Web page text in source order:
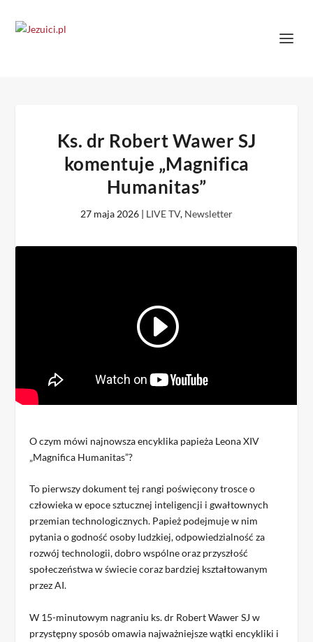
Ks. dr Robert Wawer SJ
komentuje „Magnifica
Humanitas”
27 maja 2026 | LIVE TV, Newsletter
O czym mówi najnowsza encyklika papieża Leona XIV
„Magnifica Humanitas”?
To pierwszy dokument tej rangi poświęcony trosce o
człowieka w epoce sztucznej inteligencji i gwałtownych
przemian technologicznych. Papież podejmuje w nim
pytania o godność osoby ludzkiej, odpowiedzialność za
rozwój technologii, dobro wspólne oraz przyszłość
społeczeństwa w świecie coraz bardziej kształtowanym
przez AI.
W 15-minutowym nagraniu ks. dr Robert Wawer SJ w
przystępny sposób omawia najważniejsze wątki encykliki i